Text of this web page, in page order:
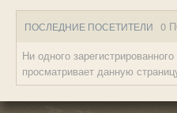
ПОСЛЕДНИЕ ПОСЕТИТЕЛИ 0
Ни одного
просматривает данную